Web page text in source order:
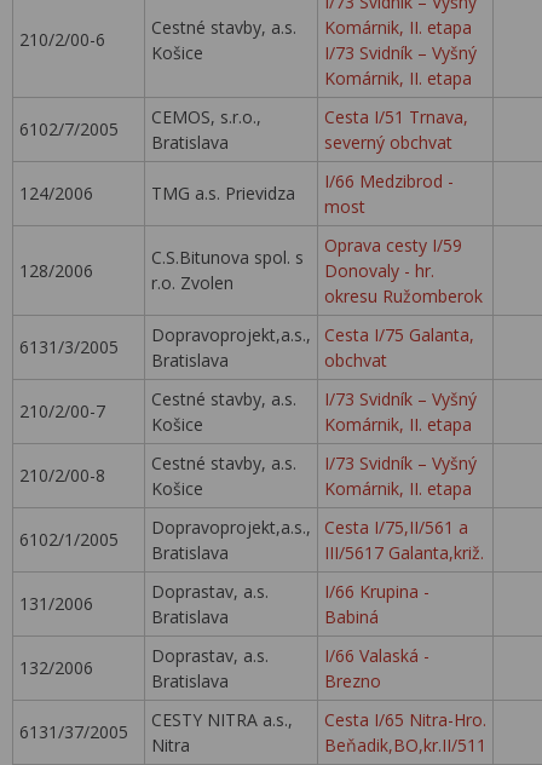
210/2/00-6
Cestné stavby, a.s.
Košice
Komárnik, II. etapa
I/73 Svidník – Vyšný
Komárnik, II. etapa
6102/7/2005
CEMOS, s.r.o.,
Bratislava
Cesta I/51 Trnava,
severný obchvat
124/2006 TMG a.s. Prievidza
I/66 Medzibrod -
most
128/2006
C.S.Bitunova spol. s
r.o. Zvolen
Oprava cesty I/59
Donovaly - hr.
okresu Ružomberok
6131/3/2005
Dopravoprojekt,a.s.,
Bratislava
Cesta I/75 Galanta,
obchvat
210/2/00-7
Cestné stavby, a.s.
Košice
I/73 Svidník – Vyšný
Komárnik, II. etapa
210/2/00-8
Cestné stavby, a.s.
Košice
I/73 Svidník – Vyšný
Komárnik, II. etapa
6102/1/2005
Dopravoprojekt,a.s.,
Bratislava
Cesta I/75,II/561 a
III/5617 Galanta,križ.
131/2006
Doprastav, a.s.
Bratislava
I/66 Krupina -
Babiná
132/2006
Doprastav, a.s.
Bratislava
I/66 Valaská -
Brezno
6131/37/2005
CESTY NITRA a.s.,
Nitra
Cesta I/65 Nitra-Hro.
Beňadik,BO,kr.II/511